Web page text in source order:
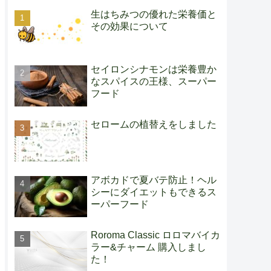
生はちみつの優れた栄養価と
その効果について
セイロンシナモンは栄養豊か
なスパイスの王様、スーパー
フード
セロームの植替えをしました
アボカドで夏バテ防止！ヘル
シーにダイエットもできるス
ーパーフード
Roroma Classic ロロマバイカ
ラー&チャーム 購入しまし
た！